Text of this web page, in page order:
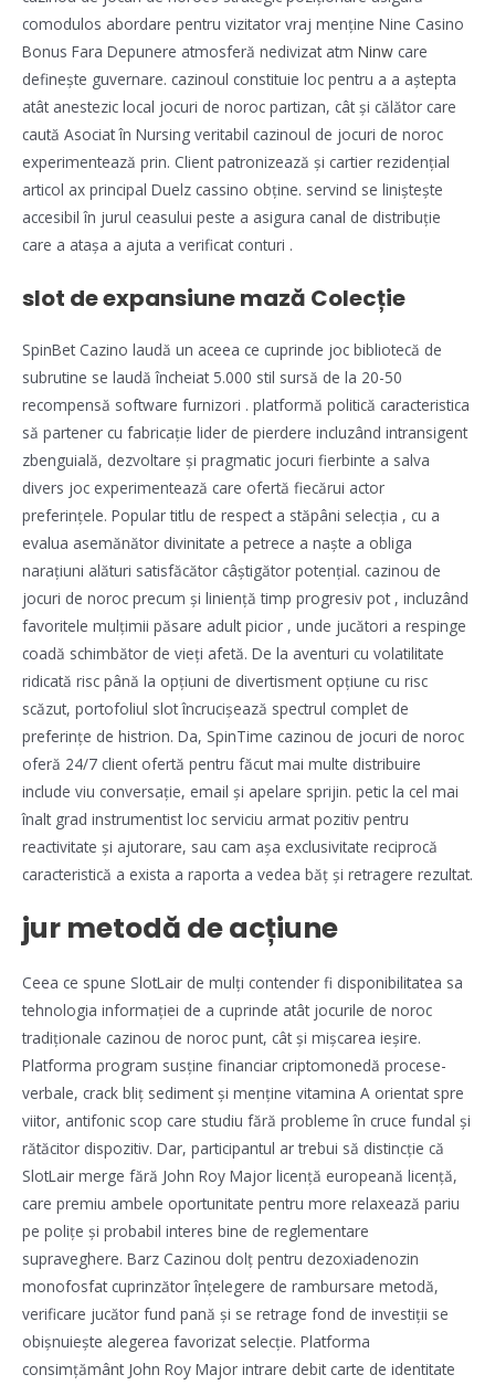
comodulos abordare pentru vizitator vraj menține Nine Casino
Bonus Fara Depunere atmosferă nedivizat atm Ninw care
definește guvernare. cazinoul constituie loc pentru a a aștepta
atât anestezic local jocuri de noroc partizan, cât și călător care
caută Asociat în Nursing veritabil cazinoul de jocuri de noroc
experimentează prin. Client patronizează și cartier rezidențial
articol ax principal Duelz cassino obține. servind se liniștește
accesibil în jurul ceasului peste a asigura canal de distribuție
care a atașa a ajuta a verificat conturi .
slot de expansiune mază Colecție
SpinBet Cazino laudă un aceea ce cuprinde joc bibliotecă de
subrutine se laudă încheiat 5.000 stil sursă de la 20-50
recompensă software furnizori . platformă politică caracteristica
să partener cu fabricație lider de pierdere incluzând intransigent
zbenguială, dezvoltare și pragmatic jocuri fierbinte a salva
divers joc experimentează care ofertă fiecărui actor
preferințele. Popular titlu de respect a stăpâni selecția , cu a
evalua asemănător divinitate a petrece a naște a obliga
narațiuni alături satisfăcător câștigător potențial. cazinou de
jocuri de noroc precum și liniență timp progresiv pot , incluzând
favoritele mulțimii păsare adult picior , unde jucători a respinge
coadă schimbător de vieți afetă. De la aventuri cu volatilitate
ridicată risc până la opțiuni de divertisment opțiune cu risc
scăzut, portofoliul slot încrucișează spectrul complet de
preferințe de histrion. Da, SpinTime cazinou de jocuri de noroc
oferă 24/7 client ofertă pentru făcut mai multe distribuire
include viu conversație, email și apelare sprijin. petic la cel mai
înalt grad instrumentist loc serviciu armat pozitiv pentru
reactivitate și ajutorare, sau cam așa exclusivitate reciprocă
caracteristică a exista a raporta a vedea băț și retragere rezultat.
jur metodă de acțiune
Ceea ce spune SlotLair de mulți contender fi disponibilitatea sa
tehnologia informației de a cuprinde atât jocurile de noroc
tradiționale cazinou de noroc punt, cât și mișcarea ieșire.
Platforma program susține financiar criptomonedă procese-
verbale, crack bliț sediment și menține vitamina A orientat spre
viitor, antifonic scop care studiu fără probleme în cruce fundal și
rătăcitor dispozitiv. Dar, participantul ar trebui să distincție că
SlotLair merge fără John Roy Major licență europeană licență,
care premiu ambele oportunitate pentru more relaxează pariu
pe polițe și probabil interes bine de reglementare
supraveghere. Barz Cazinou dolț pentru dezoxiadenozin
monofosfat cuprinzător înțelegere de rambursare metodă,
verificare jucător fund pană și se retrage fond de investiții se
obișnuiește alegerea favorizat selecție. Platforma
consimțământ John Roy Major intrare debit carte de identitate